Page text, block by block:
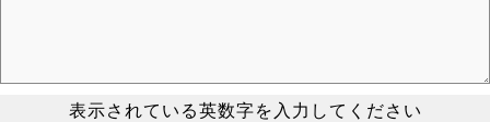
表示されている英数字を入力してください